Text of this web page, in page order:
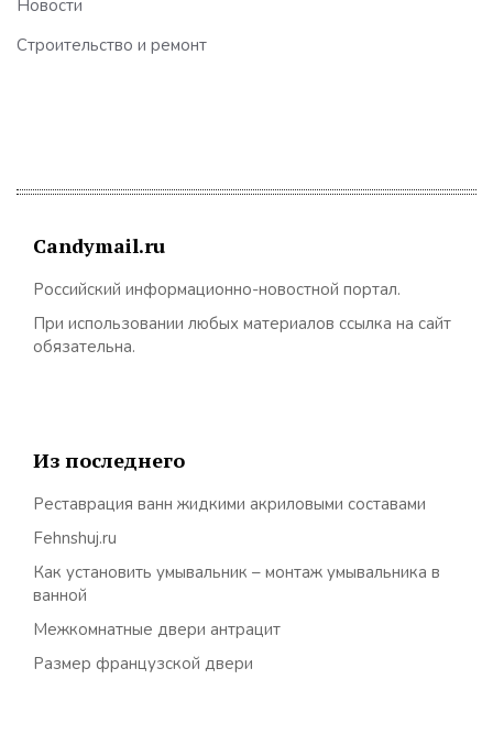
Новости
Строительство и ремонт
Candymail.ru
Российский информационно-новостной портал.
При использовании любых материалов ссылка на сайт
обязательна.
Из последнего
Реставрация ванн жидкими акриловыми составами
Fehnshuj.ru
Как установить умывальник – монтаж умывальника в
ванной
Межкомнатные двери антрацит
Размер французской двери